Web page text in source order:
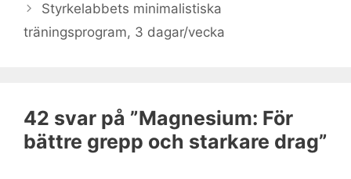
Styrkelabbets minimalistiska
träningsprogram, 3 dagar/vecka
42 svar på ”Magnesium: För
bättre grepp och starkare drag”